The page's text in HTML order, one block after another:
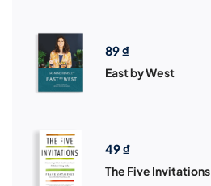
89₫
East by West
49₫
The Five Invitations